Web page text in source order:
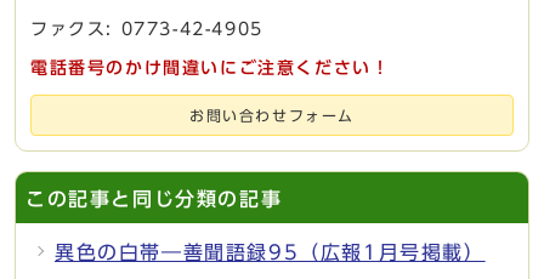
ファクス: 0773-42-4905
電話番号のかけ間違いにご注意ください！
お問い合わせフォーム
この記事と同じ分類の記事
異色の白帯―善聞語録95（広報1月号掲載）